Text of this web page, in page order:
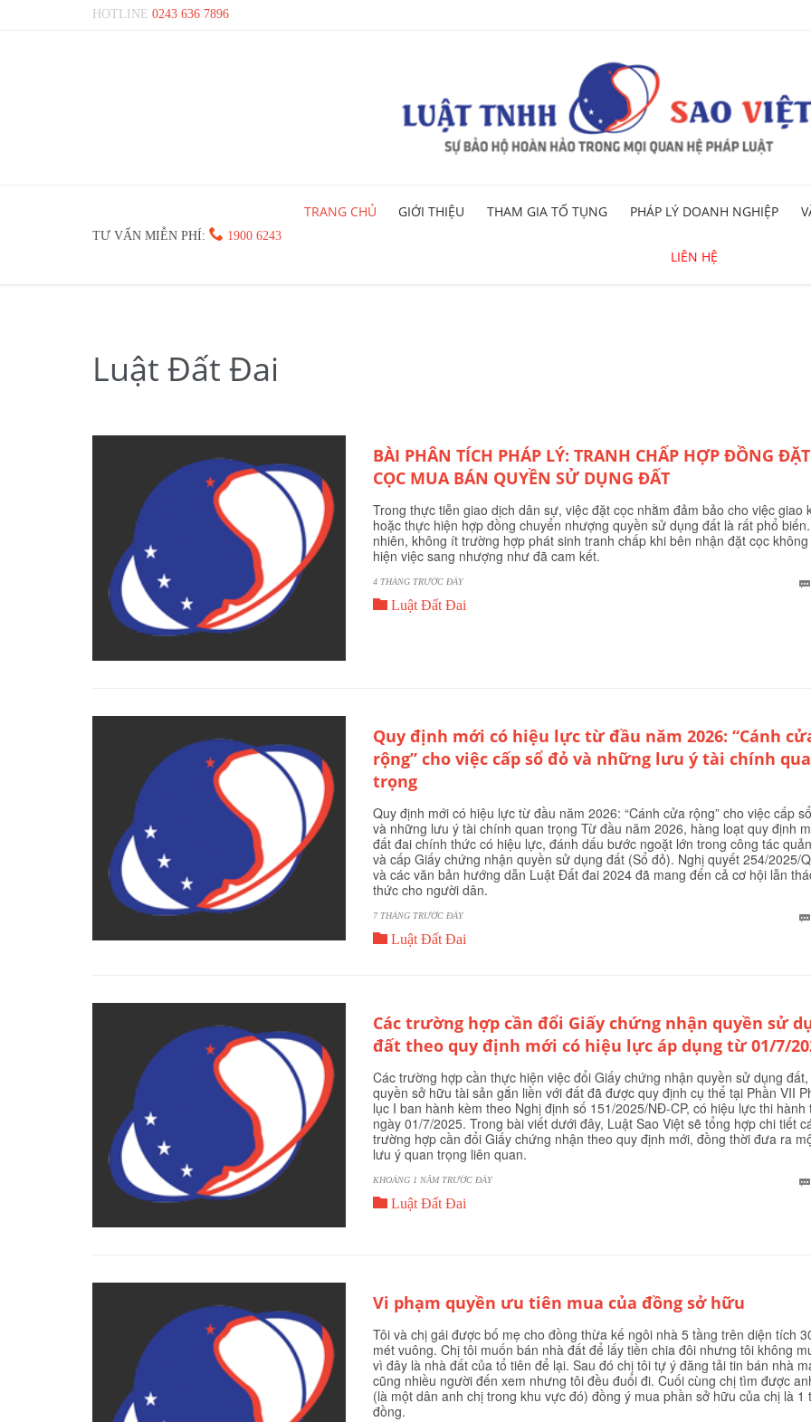
HOTLINE 0243 636 7896
TƯ VẤN MIỄN PHÍ:  1900 6243
to
TRANG CHỦ GIỚI THIỆU THAM GIA TỐ TỤNG PHÁP LÝ DOANH NGHIỆP
LIÊN HỆ
Luật Đất Đai
BÀI PHÂN TÍCH PHÁP LÝ: TRANH CHẤP HỢP ĐỒNG ĐẶT
CỌC MUA BÁN QUYỀN SỬ DỤNG ĐẤT
Trong thực tiễn giao dịch dân sự, việc đặt cọc nhằm đảm bảo cho việc giao
hoặc thực hiện hợp đồng chuyển nhượng quyền sử dụng đất là rất phổ
nhiên, không ít trường hợp phát sinh tranh chấp khi bên nhận đặt cọc
hiện việc sang nhượng như đã cam kết.
4 THÁNG TRƯỚC ĐÂY 
 Luật Đất Đai
Quy định mới có hiệu lực từ đầu năm 2026: “Cánh
rộng” cho việc cấp sổ đỏ và những lưu ý tài chính
trọng
Quy định mới có hiệu lực từ đầu năm 2026: “Cánh cửa rộng” cho việc cấp
và những lưu ý tài chính quan trọng Từ đầu năm 2026, hàng loạt quy định
đất đai chính thức có hiệu lực, đánh dấu bước ngoặt lớn trong công tác
và cấp Giấy chứng nhận quyền sử dụng đất (Sổ đỏ). Nghị quyết 254/2025/
và các văn bản hướng dẫn Luật Đất đai 2024 đã mang đến cả cơ hội lẫn
thức cho người dân.
7 THÁNG TRƯỚC ĐÂY 
 Luật Đất Đai
Các trường hợp cần đổi Giấy chứng nhận quyền sử
đất theo quy định mới có hiệu lực áp dụng từ 01/7/
Các trường hợp cần thực hiện việc đổi Giấy chứng nhận quyền sử dụng đất,
quyền sở hữu tài sản gắn liền với đất đã được quy định cụ thể tại Phần VII
lục I ban hành kèm theo Nghị định số 151/2025/NĐ-CP, có hiệu lực thi hành
ngày 01/7/2025. Trong bài viết dưới đây, Luật Sao Việt sẽ tổng hợp chi tiết
trường hợp cần đổi Giấy chứng nhận theo quy định mới, đồng thời đưa ra
lưu ý quan trọng liên quan.
KHOẢNG 1 NĂM TRƯỚC ĐÂY 
 Luật Đất Đai
Vi phạm quyền ưu tiên mua của đồng sở hữu
Tôi và chị gái được bố mẹ cho đồng thừa kế ngôi nhà 5 tầng trên diện tích
mét vuông. Chị tôi muốn bán nhà đất để lấy tiền chia đôi nhưng tôi không
vì đây là nhà đất của tổ tiên để lại. Sau đó chị tôi tự ý đăng tải tin bán nhà
cũng nhiều người đến xem nhưng tôi đều đuổi đi. Cuối cùng chị tìm được
(là một dân anh chị trong khu vực đó) đồng ý mua phần sở hữu của chị là 1
đồng.